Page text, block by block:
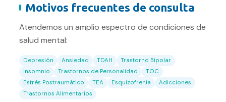
Motivos frecuentes de consulta
Atendemos un amplio espectro de condiciones de
salud mental:
Depresión Ansiedad TDAH
Trastorno Bipolar
Insomnio
Trastornos de Personalidad
TOC
Estrés Postraumático
TEA Esquizofrenia
Adicciones
Trastornos Alimentarios